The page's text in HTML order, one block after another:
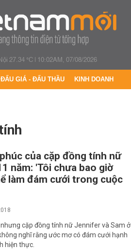
27.34 °C| 10:02AM, 07/08/2026
ĐẤU GIÁ - ĐẤU THẦU KINH DOANH
của cặp đồng tính nữ
năm: 'Tôi chưa bao giờ
làm đám cưới trong cuộc
cặp đồng tính nữ Jennifer và Sam ở
nghĩ rằng ước mơ có đám cưới hạnh
hiện thực.